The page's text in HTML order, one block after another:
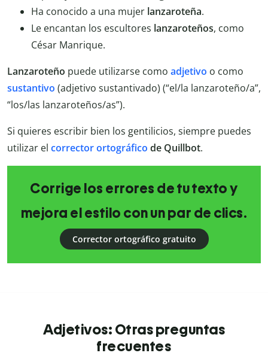
Ha conocido a una mujer lanzaroteña.
Le encantan los escultores lanzaroteños, como
César Manrique.
Lanzaroteño puede utilizarse como adjetivo o como
sustantivo (adjetivo sustantivado) (“el/la lanzaroteño/a”,
“los/las lanzaroteños/as”).
Si quieres escribir bien los gentilicios, siempre puedes
utilizar el corrector ortográfico de Quillbot.
Corrige los errores de tu texto y
mejora el estilo con un par de clics.
Corrector ortográfico gratuito
Adjetivos: Otras preguntas
frecuentes